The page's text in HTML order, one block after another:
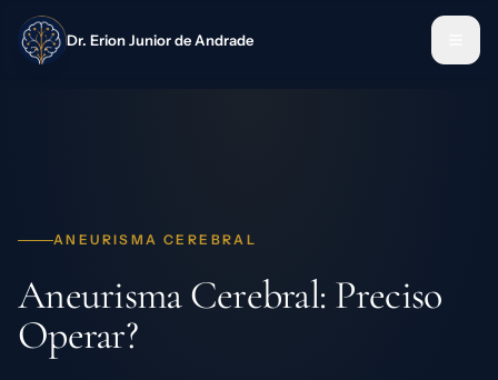
Dr. Erion Junior de Andrade
ANEURISMA CEREBRAL
Aneurisma Cerebral: Preciso
Operar?